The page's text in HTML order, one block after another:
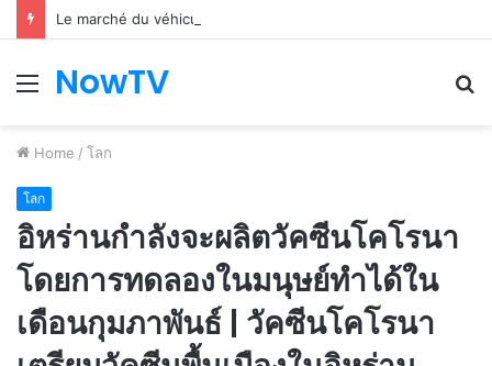
Le marché du véhicule d’occasion en plein essor
Menu
NowTV
Home / โลก
โลก
อิหร่านกำลังจะผลิตวัคซีนโคโรนา
โดยการทดลองในมนุษย์ทำได้ใน
เดือนกุมภาพันธ์ | วัคซีนโคโรนา